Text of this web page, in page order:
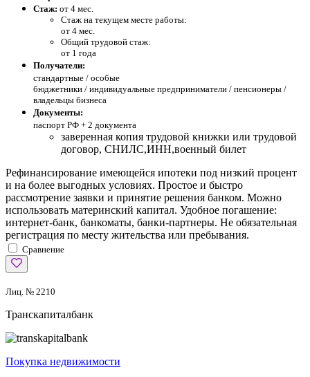
Стаж: от 4 мес.
Стаж на текущем месте работы:
от 4 мес.
Общий трудовой стаж:
от 1 года
Получатели:
стандартные / особые
бюджетники / индивидуальные предприниматели / пенсионеры /
владельцы бизнеса
Документы:
паспорт РФ + 2 документа
заверенная копия трудовой книжки или трудовой
договор, СНИЛС,ИНН,военный билет
Рефинансирование имеющейся ипотеки под низкий процент
и на более выгодных условиях. Простое и быстро
рассмотрение заявки и принятие решения банком. Можно
использовать материнский капитал. Удобное погашение:
интернет-банк, банкоматы, банки-партнеры. Не обязательная
регистрация по месту жительства или пребывания.
Сравнение
Лиц. № 2210
Транскапиталбанк
Покупка недвижимости